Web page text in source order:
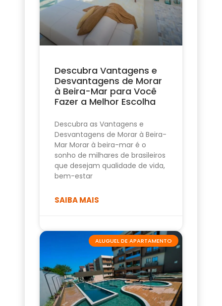
Descubra Vantagens e
Desvantagens de Morar
à Beira-Mar para Você
Fazer a Melhor Escolha
Descubra as Vantagens e
Desvantagens de Morar à Beira-
Mar Morar à beira-mar é o
sonho de milhares de brasileiros
que desejam qualidade de vida,
bem-estar
SAIBA MAIS
ALUGUEL DE APARTAMENTO